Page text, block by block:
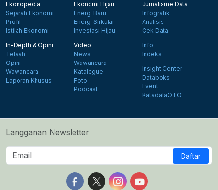
Ekonopedia
Sejarah Ekonomi
Profil
Istilah Ekonomi
Ekonomi Hijau
Energi Baru
Energi Sirkular
Investasi Hijau
Jurnalisme Data
Infografik
Analisis
Cek Data
In-Depth & Opini
Telaah
Opini
Wawancara
Laporan Khusus
Video
News
Wawancara
Katalogue
Foto
Podcast
Info
Indeks
Insight Center
Databoks
Event
KatadataOTO
Langganan Newsletter
Daftar
Follow us on Facebook
Follow us on X
Follow us on Instagram
Follow us on